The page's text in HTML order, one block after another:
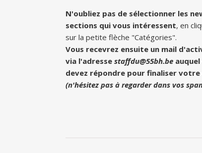
N'oubliez pas de sélectionner les
sections qui vous intéressent, en
sur la petite flèche "Catégories".
Vous recevrez ensuite un mail
via l'adresse staffdu@55bh.be auquel
devez répondre pour finaliser votre
(n'hésitez pas à regarder dans vos